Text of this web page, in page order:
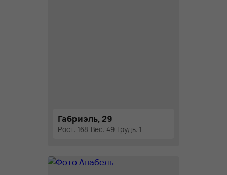
Габриэль, 29
Рост: 168 Вес: 49 Грудь: 1